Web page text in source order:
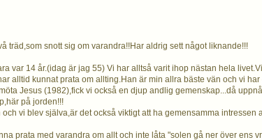
träd,som snott sig om varandra!!Har aldrig sett något liknande!!!
var 14 år.(idag är jag 55) Vi har alltså varit ihop nästan hela
alltid kunnat prata om allting.Han är min allra bäste vän och vi
Jesus (1982),fick vi också en djup andlig gemenskap...då
på jorden!!!
och vi blev själva,är det också viktigt att ha gemensamma intressen
prata med varandra om allt och inte låta "solen gå ner över ens